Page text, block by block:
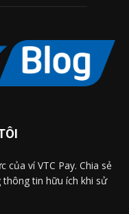
của ví VTC Pay. Chia sẻ
tin hữu ích khi sử